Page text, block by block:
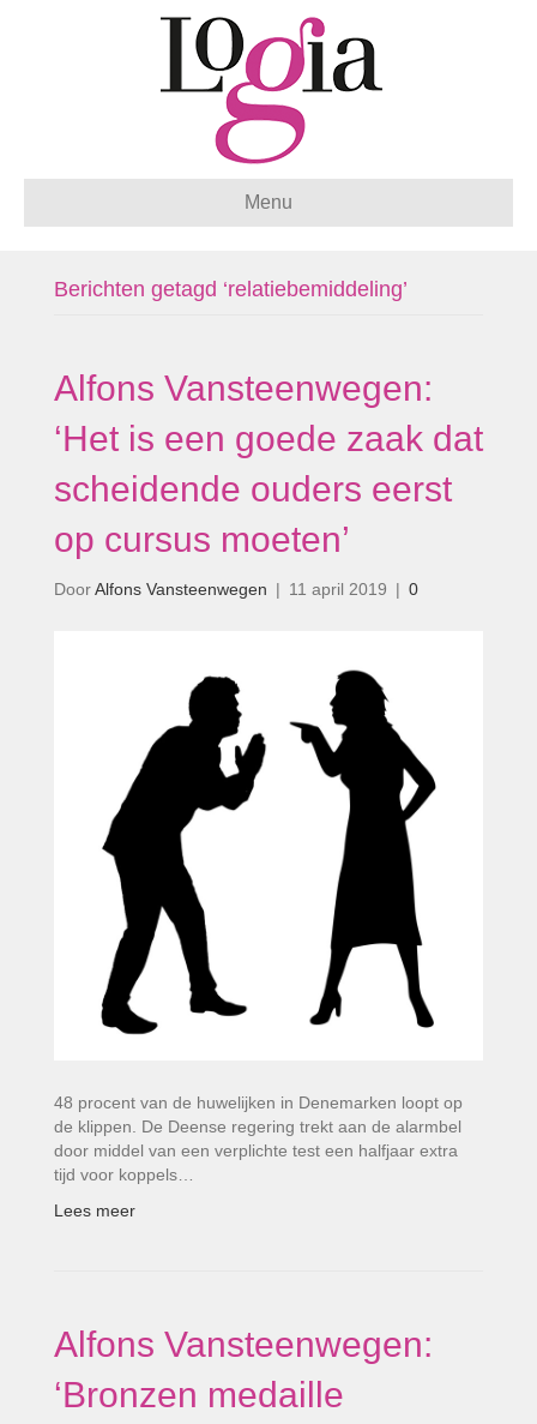
Menu
Berichten getagd ‘relatiebemiddeling’
Alfons Vansteenwegen:
‘Het is een goede zaak dat
scheidende ouders eerst
op cursus moeten’
DoorAlfons Vansteenwegen | 11 april 2019 | 0
48 procent van de huwelijken in Denemarken loopt op
de klippen. De Deense regering trekt aan de alarmbel
door middel van een verplichte test een halfjaar extra
tijd voor koppels…
Lees meer
Alfons Vansteenwegen:
‘Bronzen medaille